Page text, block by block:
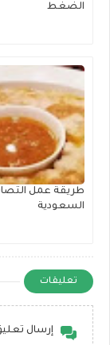
الضغط
طريقة عمل
السعودية
تعليقات
إرسال